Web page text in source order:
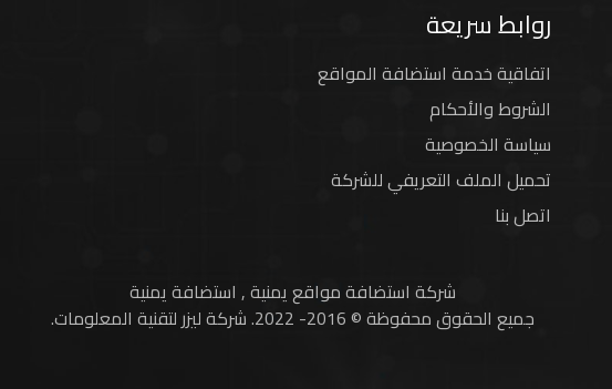
روابط سريعة
اتفاقية خدمة استضافة المواقع
الشروط والأحكام
سياسة الخصوصية
تحميل الملف التعريفي للشركة
اتصل بنا
شركة استضافة مواقع يمنية, استضافة يمنية
جميع الحقوق محفوظة © 2016- 2022.
شركة ليزر لتقنية المعلومات.